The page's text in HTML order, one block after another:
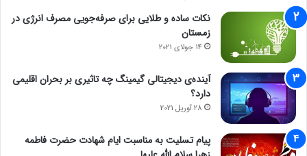
نکات ساده و طلایی برای صرفه‌جویی مصرف انرژی در
زمستان
14 جولای 2021
آینده‌ی دیجیتالی گیمینگ چه تاثیری بر بحران اقلیمی
دارد؟
28 آوریل 2021
پیام تسلیت به مناسبت ایام شهادت حضرت فاطمه